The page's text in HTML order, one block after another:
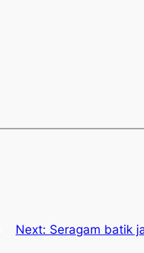
Next: Seragam batik